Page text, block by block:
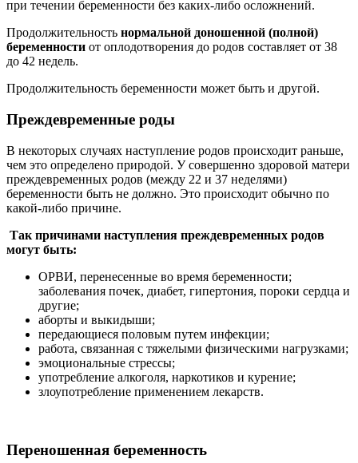
при течении беременности без каких-либо осложнений.
Продолжительность нормальной доношенной (полной)
беременности от оплодотворения до родов составляет от 38
до 42 недель.
Продолжительность беременности может быть и другой.
Преждевременные роды
В некоторых случаях наступление родов происходит раньше,
чем это определено природой. У совершенно здоровой матери
преждевременных родов (между 22 и 37 неделями)
беременности быть не должно. Это происходит обычно по
какой-либо причине.
Так причинами наступления преждевременных родов
могут быть:
ОРВИ, перенесенные во время беременности;
заболевания почек, диабет, гипертония, пороки сердца и
другие;
аборты и выкидыши;
передающиеся половым путем инфекции;
работа, связанная с тяжелыми физическими нагрузками;
эмоциональные стрессы;
употребление алкоголя, наркотиков и курение;
злоупотребление применением лекарств.
Переношенная беременность